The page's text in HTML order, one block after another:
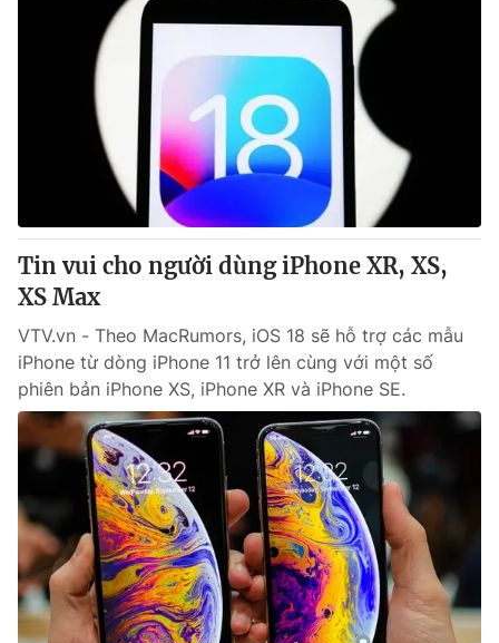
Tin vui cho người dùng iPhone XR, XS,
XS Max
VTV.vn - Theo MacRumors, iOS 18 sẽ hỗ trợ các mẫu
iPhone từ dòng iPhone 11 trở lên cùng với một số
phiên bản iPhone XS, iPhone XR và iPhone SE.